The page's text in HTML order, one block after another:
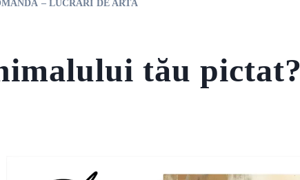
– LUCRĂRI DE ARTĂ
tău pictat?